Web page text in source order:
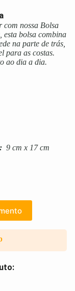
com nossa Bolsa
esta bolsa combina
na parte de trás,
para as costas.
ao dia a dia.
9 cm x 17 cm